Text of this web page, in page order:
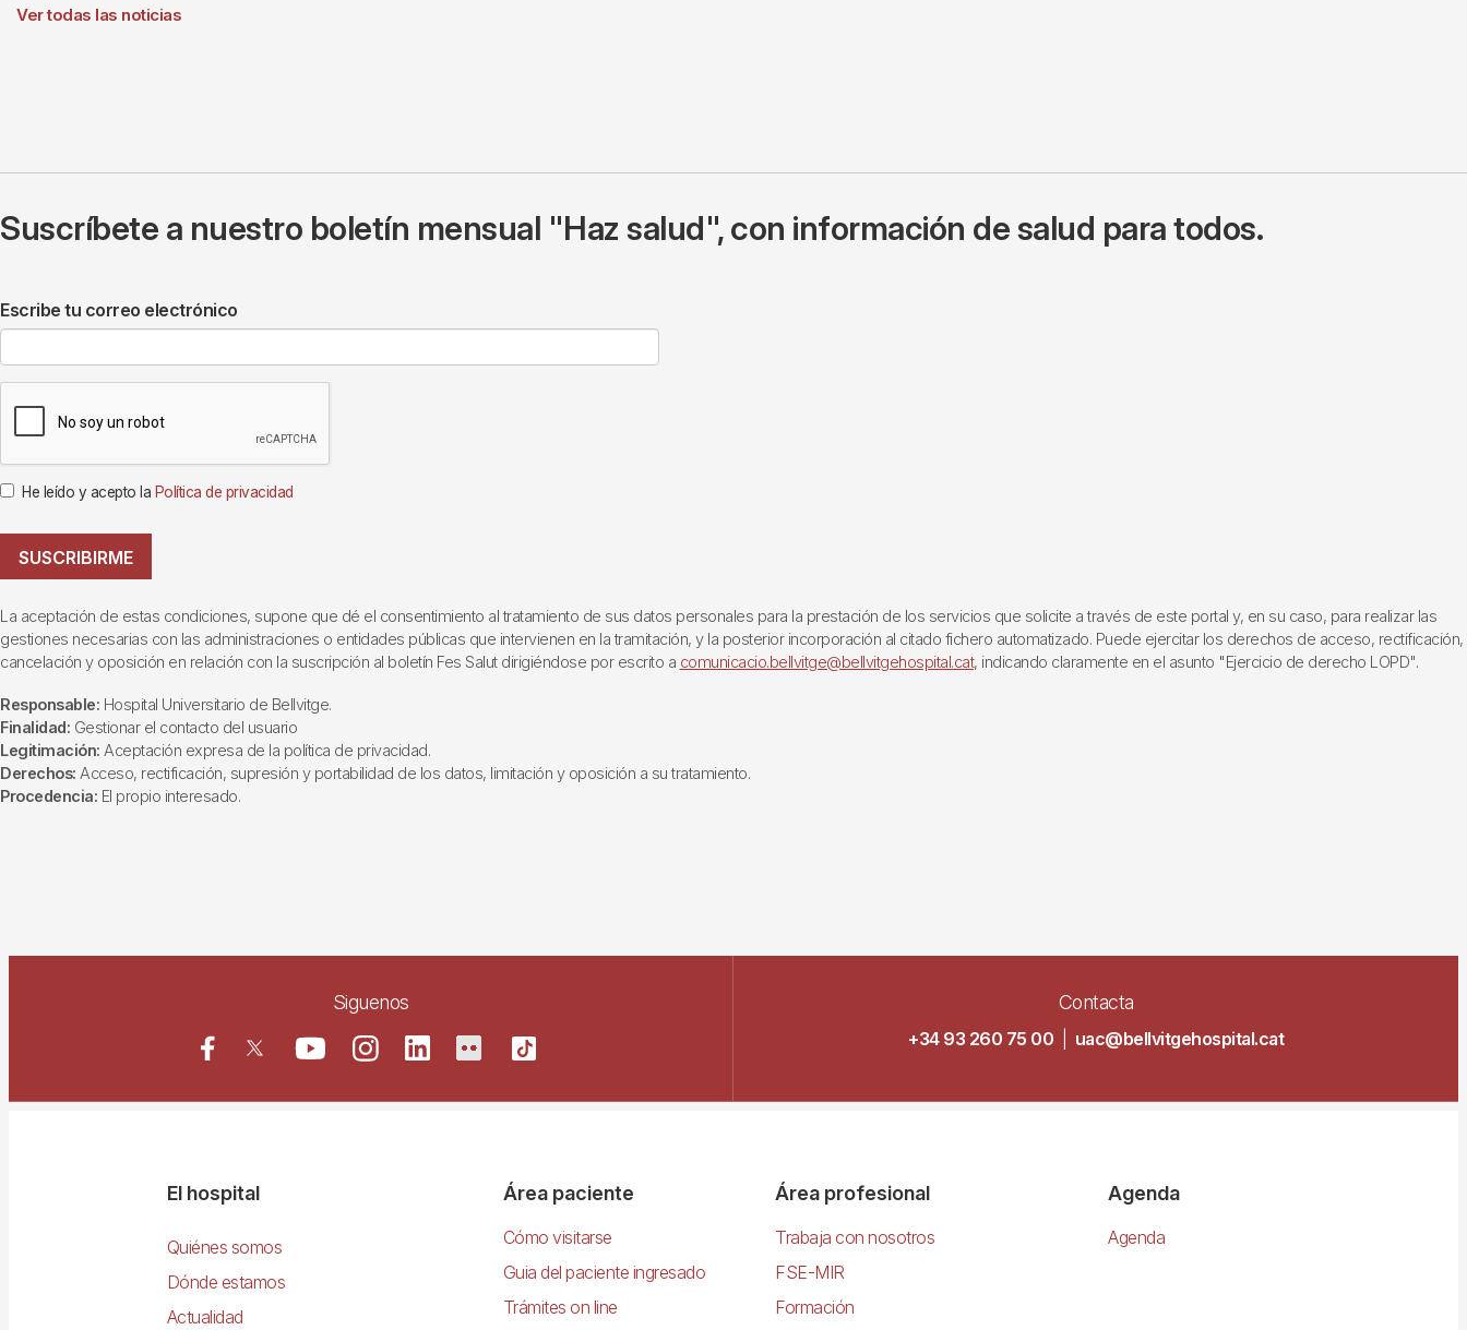
Ver todas las noticias
Suscríbete a nuestro boletín mensual "Haz salud", con información de salud para todos.
Escribe tu correo electrónico
He leído y acepto la Política de privacidad
SUSCRIBIRME
La aceptación de estas condiciones, supone que dé el consentimiento al tratamiento de sus datos personales para la prestación de los servicios que solicite a través de este portal y, en su caso, para realizar las
gestiones necesarias con las administraciones o entidades públicas que intervienen en la tramitación, y la posterior incorporación al citado fichero automatizado. Puede ejercitar los derechos de acceso, rectificación,
cancelación y oposición en relación con la suscripción al boletín Fes Salut dirigiéndose por escrito a comunicacio.bellvitge@bellvitgehospital.cat, indicando claramente en el asunto "Ejercicio de derecho LOPD".
Responsable: Hospital Universitario de Bellvitge.
Finalidad: Gestionar el contacto del usuario
Legitimación: Aceptación expresa de la política de privacidad.
Derechos: Acceso, rectificación, supresión y portabilidad de los datos, limitación y oposición a su tratamiento.
Procedencia: El propio interesado.
Siguenos Contacta
+34 93 260 75 00 uac@bellvitgehospital.cat
NavegacióEl hospital
Quiénes somos
Dónde estamos
Actualidad
Área paciente
Cómo visitarse
Guia del paciente ingresado
Trámites on line
Área profesional
Trabaja con nosotros
FSE-MIR
Formación
Agenda
Agenda